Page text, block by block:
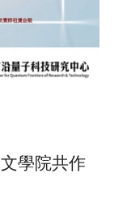
學院共作